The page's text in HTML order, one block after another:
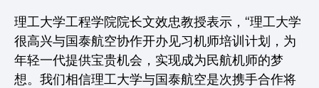
理工大学工程学院院长文效忠教授表示，“理工大学
很高兴与国泰航空协作开办见习机师培训计划，为
年轻一代提供宝贵机会，实现成为民航机师的梦
想。我们相信理工大学与国泰航空是次携手合作将